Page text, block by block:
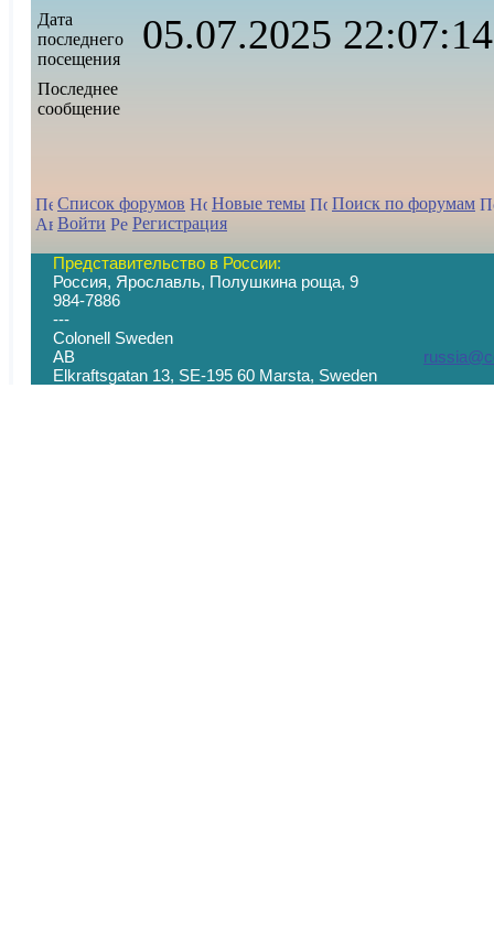
Дата
последнего
посещения
05.07.2025
Последнее
сообщение
Список форумов Новые темы
Поиск по форумам
Войти
Регистрация
Представительство в России:
Россия, Ярославль, Полушкина роща, 9
984-7886
---
Colonell Sweden
AB
Elkraftsgatan 13, SE-195 60 Marsta,